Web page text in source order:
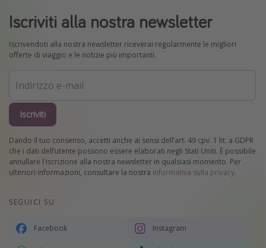
Iscriviti alla nostra newsletter
Iscrivendoti alla nostra newsletter riceverai regolarmente le migliori
offerte di viaggio e le notizie più importanti.
Iscriviti
Dando il tuo consenso, accetti anche ai sensi dell’art. 49 cpv. 1 lit. a GDPR
che i dati dell’utente possono essere elaborati negli Stati Uniti. È possibile
annullare l'iscrizione alla nostra newsletter in qualsiasi momento. Per
ulteriori informazioni, consultare la nostra informativa sulla privacy.
SEGUICI SU
Facebook Instagram